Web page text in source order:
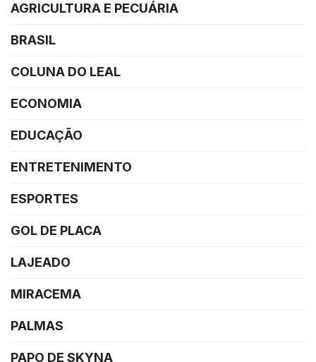
AGRICULTURA E PECUÁRIA
BRASIL
COLUNA DO LEAL
ECONOMIA
EDUCAÇÃO
ENTRETENIMENTO
ESPORTES
GOL DE PLACA
LAJEADO
MIRACEMA
PALMAS
PAPO DE SKYNA